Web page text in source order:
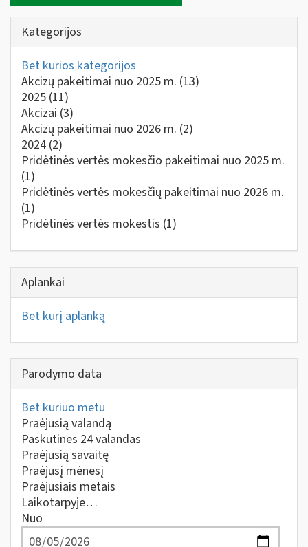
Kategorijos
Bet kurios kategorijos
Akcizų pakeitimai nuo 2025 m. (13)
2025 (11)
Akcizai (3)
Akcizų pakeitimai nuo 2026 m. (2)
2024 (2)
Pridėtinės vertės mokesčio pakeitimai nuo 2025 m.
(1)
Pridėtinės vertės mokesčių pakeitimai nuo 2026 m.
(1)
Pridėtinės vertės mokestis (1)
Aplankai
Bet kurį aplanką
Parodymo data
Bet kuriuo metu
Praėjusią valandą
Paskutines 24 valandas
Praėjusią savaitę
Praėjusį mėnesį
Praėjusiais metais
Laikotarpyje…
Nuo